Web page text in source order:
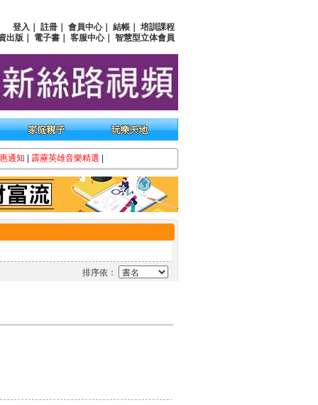
登入 註冊 會員中心｜ 結帳
培訓課程
出版 電子書 客服中心｜ 智慧型立体會員
通知 霹靂英雄音樂精選
排序依：